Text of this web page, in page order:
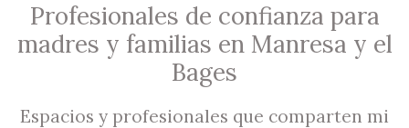
Profesionales de confianza para
madres y familias en Manresa y el
Bages
Espacios y profesionales que comparten mi